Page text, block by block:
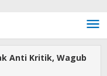
Anti Kritik, Wagub